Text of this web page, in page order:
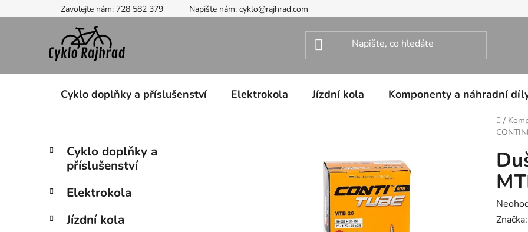
na
Zavolejte nám: 728 582 379 Napište nám: cyklo@rajhrad.com
Cyklo doplňky a příslušenství Elektrokola Jízdní kola Komponenty a náhradní
Domů
/
P
t
a
Přeskočit
kategorie
K
a
g
r
Cyklo doplňky a
příslušenství
Elektrokola
Jízdní kola
Značka: